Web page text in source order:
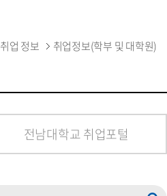
취업 정보 취업정보(학부 및 대학원)
전남대학교 취업포털